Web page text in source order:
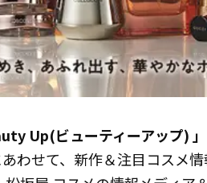
Up(ビューティーアップ)
わせて、新作＆注目コスメ